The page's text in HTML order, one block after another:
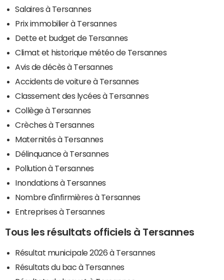
Salaires à Tersannes
Prix immobilier à Tersannes
Dette et budget de Tersannes
Climat et historique météo de Tersannes
Avis de décès à Tersannes
Accidents de voiture à Tersannes
Classement des lycées à Tersannes
Collège à Tersannes
Crèches à Tersannes
Maternités à Tersannes
Délinquance à Tersannes
Pollution à Tersannes
Inondations à Tersannes
Nombre d'infirmières à Tersannes
Entreprises à Tersannes
Tous les résultats officiels à Tersannes
Résultat municipale 2026 à Tersannes
Résultats du bac à Tersannes